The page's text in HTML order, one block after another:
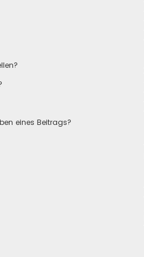
eines Beitrags?